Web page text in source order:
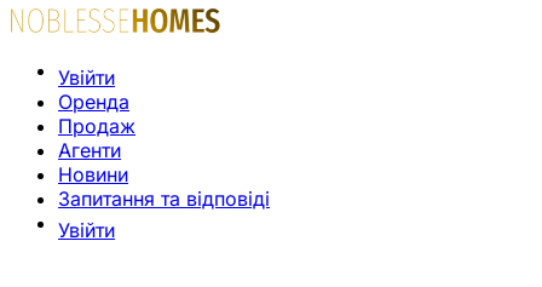
Увійти
Оренда
Продаж
Агенти
Новини
Запитання та відповіді
Увійти